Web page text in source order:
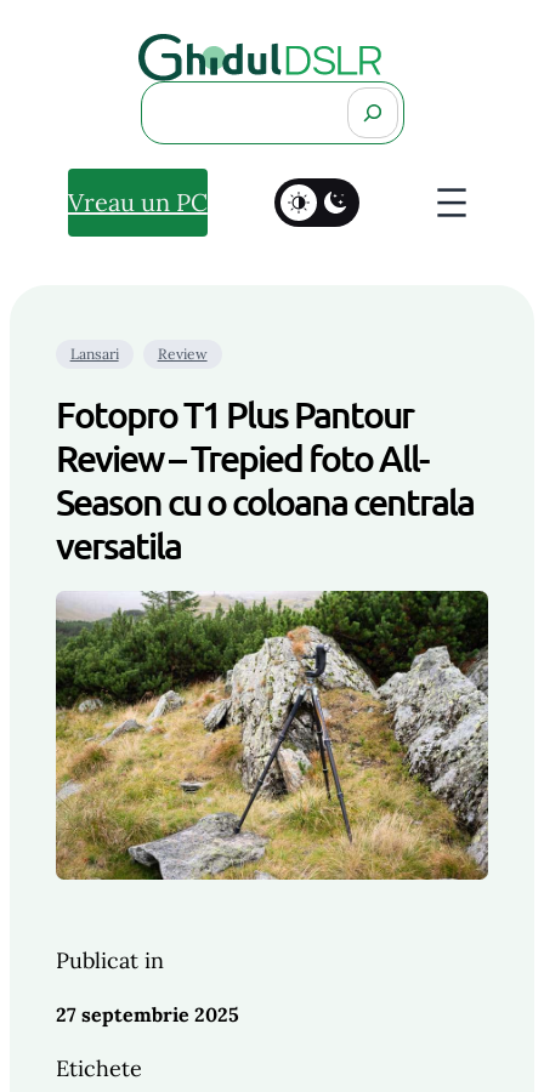
Search
Vreau un PC
Lansari Review
Fotopro T1 Plus Pantour
Review – Trepied foto All-
Season cu o coloana centrala
versatila
Publicat in
27 septembrie 2025
Etichete